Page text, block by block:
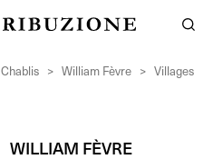
Chablis > William Fèvre > Villages
WILLIAM FÈVRE